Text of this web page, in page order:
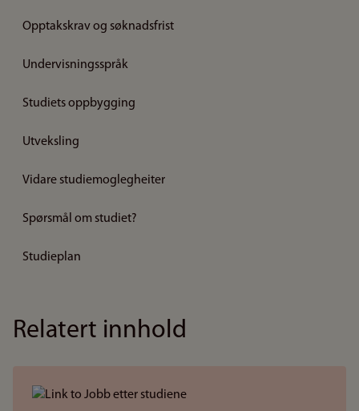
Opptakskrav og søknadsfrist
Undervisningsspråk
Studiets oppbygging
Utveksling
Vidare studiemoglegheiter
Spørsmål om studiet?
Studieplan
Relatert innhold